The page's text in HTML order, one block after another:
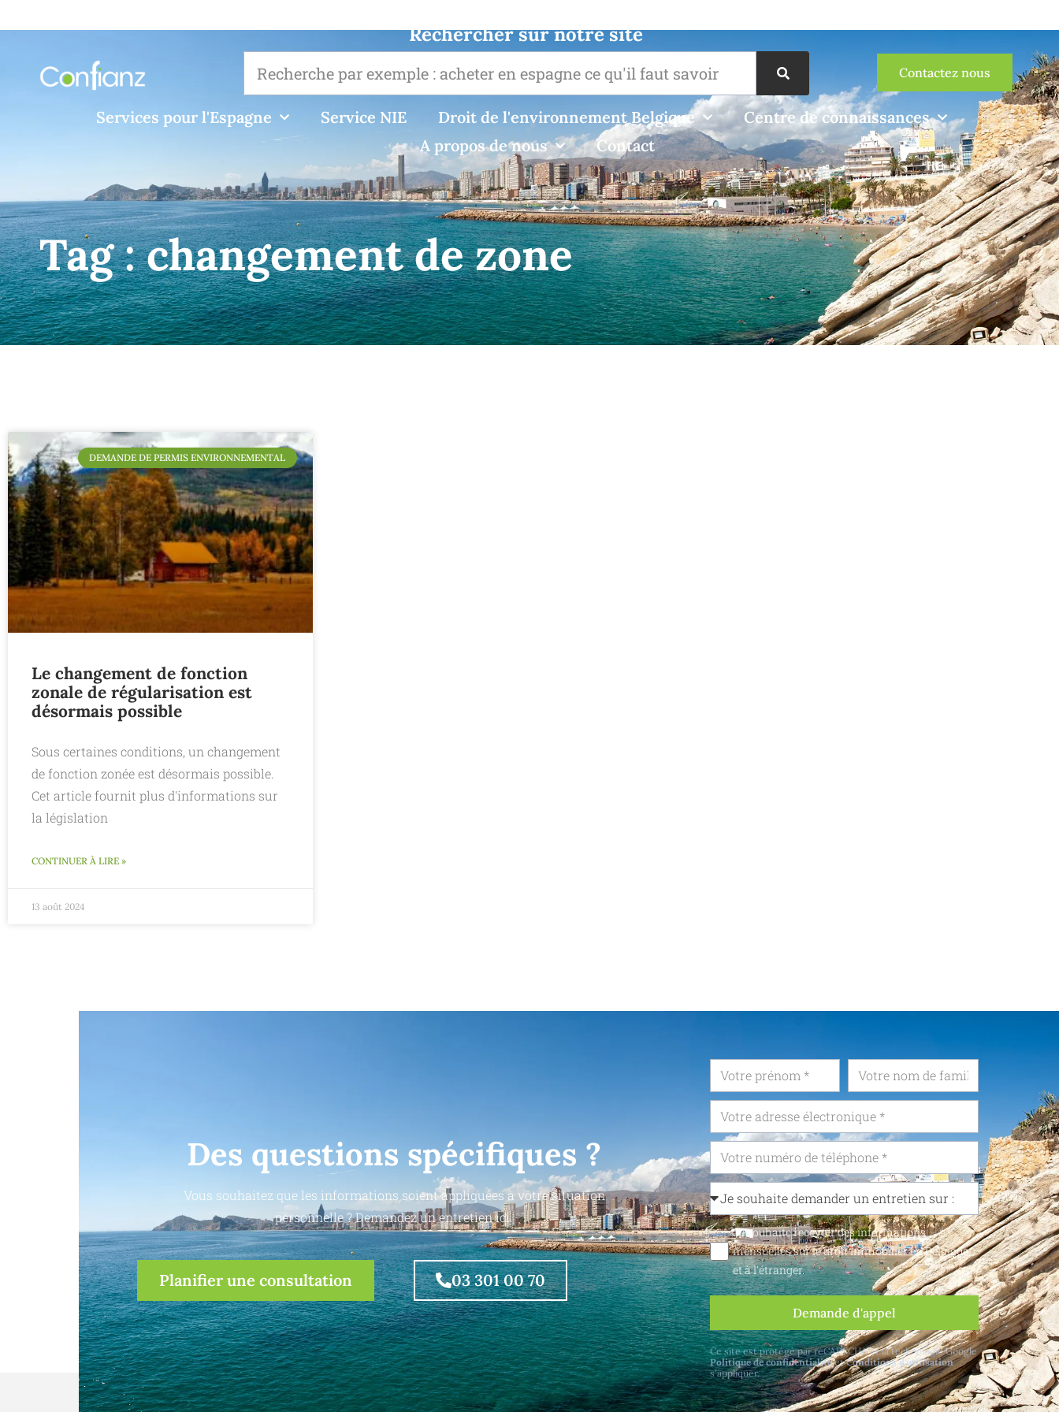
Rechercher sur notre site
Contactez nous
Services pour l'Espagne Service NIE Droit de l'environnement Belgique
Centre de connaissances
A propos de nous
Contact
Tag :changement de zone
DEMANDE DE PERMIS ENVIRONNEMENTAL
Le changement de fonction
zonale de régularisation est
désormais possible
Sous certaines conditions, un changement
de fonction zonée est désormais possible.
Cet article fournit plus d'informations sur
la législation
CONTINUER À LIRE »
13 août 2024
Des questions spécifiques ?
Vous souhaitez que les informations soient appliquées à votre situation
personnelle ? Demandez un entretien ici.
Planifier une consultation 03 301 00 70
Je souhaite recevoir des informations
mensuelles sur le droit immobilier en Belgique
et à l'étranger.
Demande d'appel
Ce site est protégé par reCAPTCHA et la technologie Google
Politique de confidentialitéetConditions d'utilisation
s'appliquer.